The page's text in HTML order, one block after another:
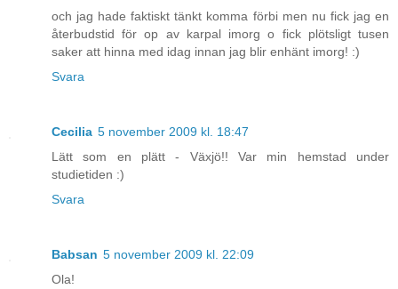
och jag hade faktiskt tänkt komma förbi men nu fick jag en
återbudstid för op av karpal imorg o fick plötsligt tusen
saker att hinna med idag innan jag blir enhänt imorg! :)
Svara
Cecilia 5 november 2009 kl. 18:47
Lätt som en plätt - Växjö!! Var min hemstad under
studietiden :)
Svara
Babsan 5 november 2009 kl. 22:09
Ola!